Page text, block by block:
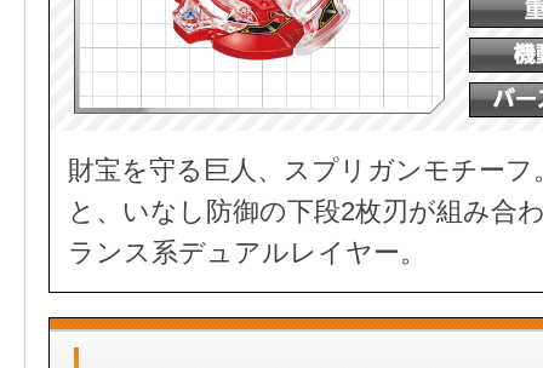
財宝を守る巨人、スプリガンモチーフ
と、いなし防御の下段2枚刃が組み合
ランス系デュアルレイヤー。